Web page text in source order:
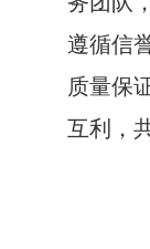
遵循信
质量保
互利，